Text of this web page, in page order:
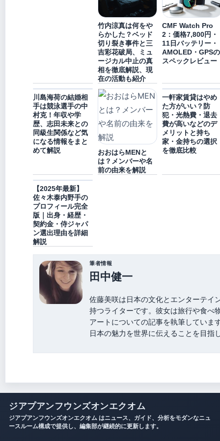
竹内涼真は何をや
らかした？ベッド
切り裂き事件と三
吉彩花破局、ミュ
ージカル中止の真
相を徹底解説、現
在の活動も紹介
CMF Watch Pro
2：価格7,800円・
11日バッテリー・
AMOLED・GPSの
スペックレビュー
川島海荷の結婚相
手は競泳選手の中
村克！年収や学
歴、志田未来との
同級生関係など気
になる情報をまと
めて解説
おおはらMENと
は？メンバーや名
前の由来を解説
一軒家賃貸はやめ
た方がいい？防
犯・光熱費・退去
費が高いなどのデ
メリットと持ち
家・金持ちの選択
を徹底比較
【2025年最新】
佐々木泰内野手の
プロフィール完全
版｜出身・経歴・
契約金・侍ジャパ
ン選出理由を詳細
解説
筆者情報
田中健一
佐藤美咲は日本の文化とエンターテイ
持つライターです。彼女は旅行や食べ
アートについての記事を執筆していま
日本の魅力を世界に伝えることを目指
ジアプアンフウンズオンエクオム
ジアプアンフウンズオンエクオム はニュース、ガイド、分析をモダンなニュ
ースルーム構成で提供し、編集部が継続的に更新します。